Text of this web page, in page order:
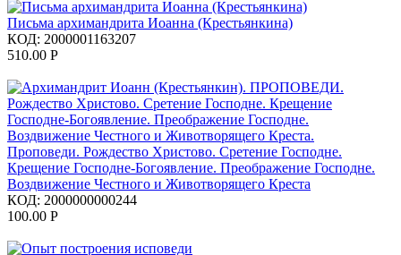
Письма архимандрита Иоанна (Крестьянкина)
КОД: 2000001163207
510.00 Р
Проповеди. Рождество Христово. Сретение Господне.
Крещение Господне-Богоявление. Преображение Господне.
Воздвижение Честного и Животворящего Креста
КОД: 2000000000244
100.00 Р